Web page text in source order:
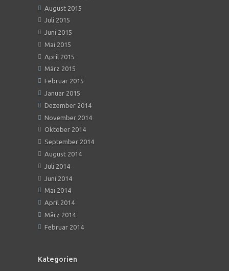
August 2015
Juli 2015
Juni 2015
Mai 2015
April 2015
März 2015
Februar 2015
Januar 2015
Dezember 2014
November 2014
Oktober 2014
September 2014
August 2014
Juli 2014
Juni 2014
Mai 2014
April 2014
März 2014
Februar 2014
Kategorien